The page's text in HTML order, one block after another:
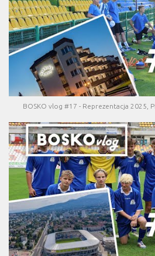
BOSKO vlog #17 - Reprezentacja 2025,